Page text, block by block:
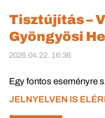
Tisztújítás –
Gyöngyösi
2026.04.22. 16:36
Egy fontos eseményre
JELNYELVEN IS